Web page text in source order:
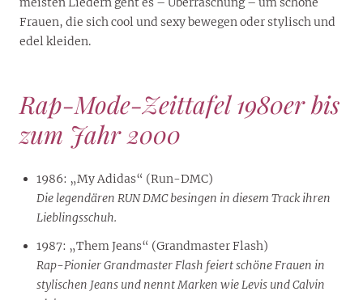
Frauen, die sich cool und sexy bewegen oder stylisch und
edel kleiden.
Rap-Mode-Zeittafel 1980er bis
zum Jahr 2000
1986: „My Adidas“ (Run-DMC)
Die legendären RUN DMC besingen in diesem Track ihren
Lieblingsschuh.
1987: „Them Jeans“ (Grandmaster Flash)
Rap-Pionier Grandmaster Flash feiert schöne Frauen in
stylischen Jeans und nennt Marken wie Levis und Calvin